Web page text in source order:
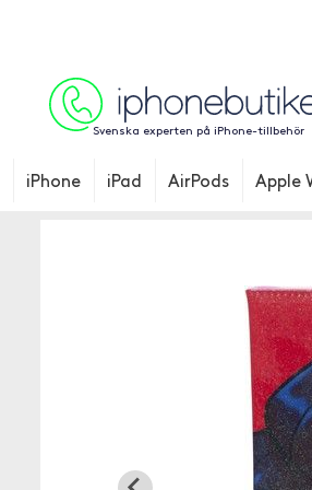
Svenska experten på iPhone-tillbehör
iPhone iPad AirPods Apple